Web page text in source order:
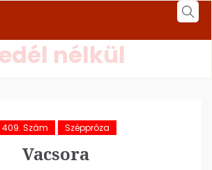
nélkül
409. Szám Széppróza
Vacsora